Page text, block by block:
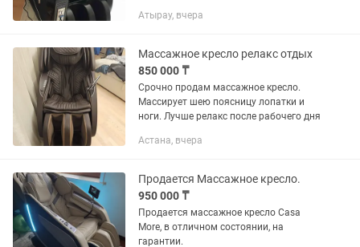
приемник. Готовый кьюар. Разные
роликового массажа...
Атырау, вчера
Массажное кресло релакс отдых
850 000 ₸
Срочно продам массажное кресло.
Массирует шею поясницу лопатки и
ноги. Лучше релакс после рабочего дня
Астана, вчера
Продается Массажное кресло.
950 000 ₸
Продается массажное кресло Casa
More, в отличном состоянии, на
гарантии.